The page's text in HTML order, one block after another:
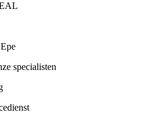
specialisten